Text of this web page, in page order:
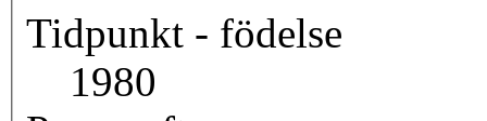
Tidpunkt - födelse
1980